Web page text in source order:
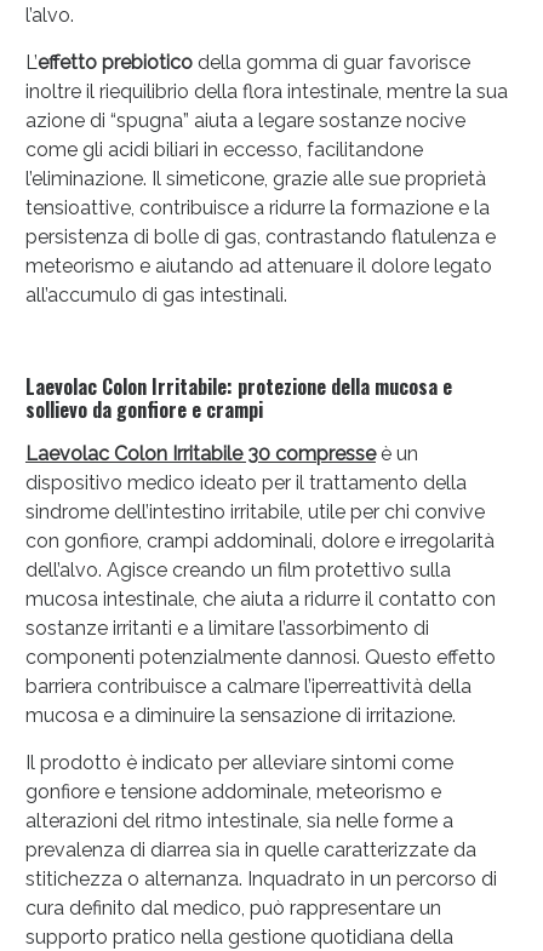
l’alvo.
L’effetto prebioticodella gomma di guar favorisce
inoltre il riequilibrio della flora intestinale, mentre la sua
azione di “spugna” aiuta a legare sostanze nocive
come gli acidi biliari in eccesso, facilitandone
l’eliminazione. Il simeticone, grazie alle sue proprietà
tensioattive, contribuisce a ridurre la formazione e la
persistenza di bolle di gas, contrastando flatulenza e
meteorismo e aiutando ad attenuare il dolore legato
all’accumulo di gas intestinali.
Laevolac Colon Irritabile: protezione della mucosa e
sollievo da gonfiore e crampi
Laevolac Colon Irritabile 30 compresseè un
dispositivo medico ideato per il trattamento della
sindrome dell’intestino irritabile, utile per chi convive
con gonfiore, crampi addominali, dolore e irregolarità
dell’alvo. Agisce creando un film protettivo sulla
mucosa intestinale, che aiuta a ridurre il contatto con
sostanze irritanti e a limitare l’assorbimento di
componenti potenzialmente dannosi. Questo effetto
barriera contribuisce a calmare l’iperreattività della
mucosa e a diminuire la sensazione di irritazione.
Il prodotto è indicato per alleviare sintomi come
gonfiore e tensione addominale, meteorismo e
alterazioni del ritmo intestinale, sia nelle forme a
prevalenza di diarrea sia in quelle caratterizzate da
stitichezza o alternanza. Inquadrato in un percorso di
cura definito dal medico, può rappresentare un
supporto pratico nella gestione quotidiana della